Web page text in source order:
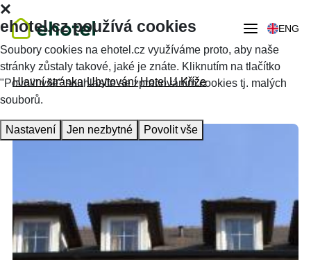
ENG
Hlavní stránka Ubytování Hotel U Kříže
ehotel.cz používá cookies
Soubory cookies na ehotel.cz využíváme proto, aby naše
stránky zůstaly takové, jaké je znáte. Kliknutím na tlačítko
"Povolit vše" souhlasíte se zpracováním cookies tj. malých
souborů.
Nastavení Jen nezbytné Povolit vše